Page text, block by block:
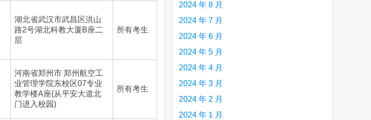
湖北省武汉市武昌区洪山
路2号湖北科教大厦B座二
层
所有考生
河南省郑州市 郑州航空工
业管理学院东校区07专业
教学楼A座(从平安大道北
门进入校园)
所有考生
2024 年 8 月
2024 年 7 月
2024 年 6 月
2024 年 5 月
2024 年 4 月
2024 年 3 月
2024 年 2 月
2024 年 1 月